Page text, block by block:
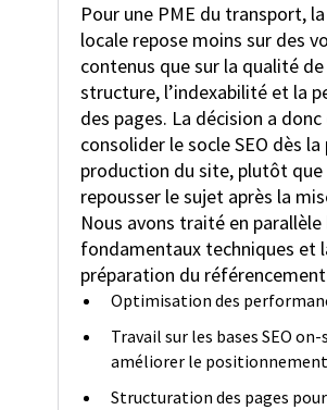
Pour une PME du transport,
locale repose moins sur des
contenus que sur la qualité de
structure, l’indexabilité et la
des pages. La décision a
consolider le socle SEO dès la
production du site, plutôt que
repousser le sujet après la
Nous avons traité en parallèle
fondamentaux techniques et
préparation du
Optimisation des
Travail sur les bases SEO
améliorer le
Structuration des pages